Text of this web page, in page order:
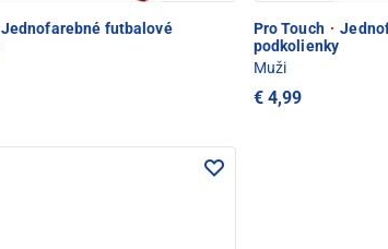
Jednofarebné futbalové
Pro Touch ·
podkolienky
Muži
€ 4,99